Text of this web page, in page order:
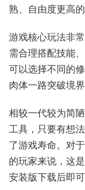
熟、自由度更高
游戏核心玩法非
需合理搭配技能
可以选择不同的
肉体一路突破境
相较一代较为简
工具，只要有想
了游戏寿命。对
的玩家来说，这
安装版下载后即